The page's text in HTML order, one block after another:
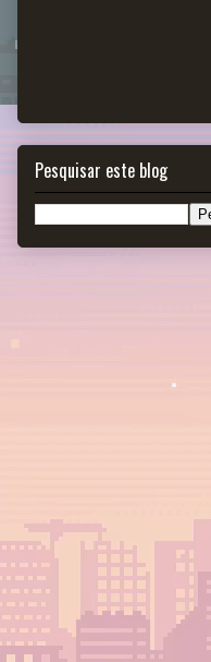
Pesquisar este blog